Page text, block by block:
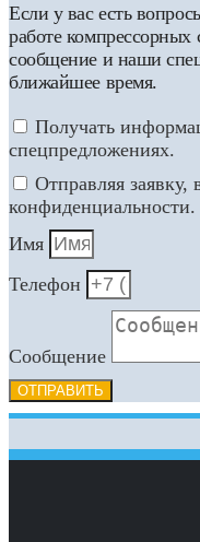
Если у вас есть
работе
сообщение и наши
ближайшее время.
Получать
спецпредложениях.
Отправляя заявку,
конфиденциальности.
Имя
Телефон
Сообщение
ОТПРАВИТЬ